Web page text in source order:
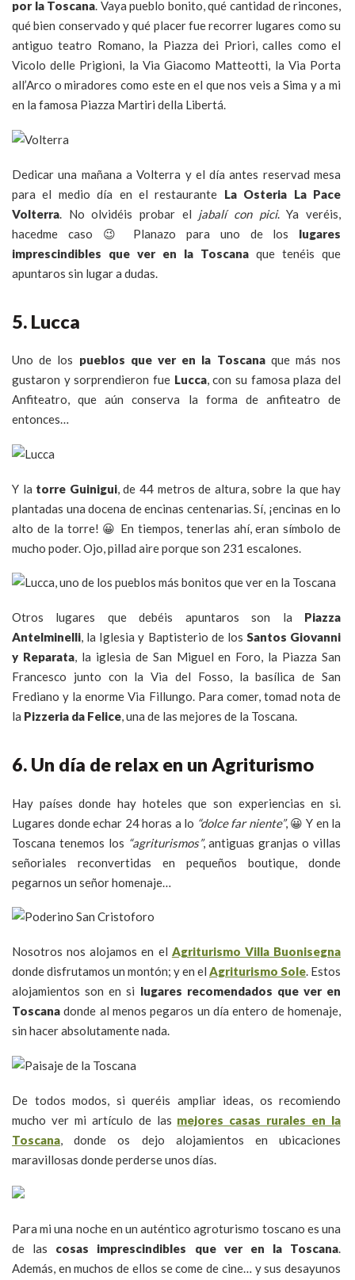
por la Toscana. Vaya pueblo bonito, qué cantidad de rincones,
qué bien conservado y qué placer fue recorrer lugares como su
antiguo teatro Romano, la Piazza dei Priori, calles como el
Vicolo delle Prigioni, la Via Giacomo Matteotti, la Via Porta
all’Arco o miradores como este en el que nos veis a Sima y a mi
en la famosa Piazza Martiri della Libertá.
Dedicar una mañana a Volterra y el día antes reservad mesa
para el medio día en el restaurante La Osteria La Pace
Volterra. No olvidéis probar el jabalí con pici. Ya veréis,
hacedme caso 😉 Planazo para uno de los lugares
imprescindibles que ver en la Toscana que tenéis que
apuntaros sin lugar a dudas.
5. Lucca
Uno de los pueblos que ver en la Toscanaque más nos
gustaron y sorprendieron fue Lucca, con su famosa plaza del
Anfiteatro, que aún conserva la forma de anfiteatro de
entonces…
Y la torre Guinigui, de 44 metros de altura, sobre la que hay
plantadas una docena de encinas centenarias. Sí, ¡encinas en lo
alto de la torre! 😀 En tiempos, tenerlas ahí, eran símbolo de
mucho poder. Ojo, pillad aire porque son 231 escalones.
Otros lugares que debéis apuntaros son la Piazza
Antelminelli, la Iglesia y Baptisterio de los Santos Giovanni
y Reparata, la iglesia de San Miguel en Foro, la Piazza San
Francesco junto con la Via del Fosso, la basílica de San
Frediano y la enorme Via Fillungo. Para comer, tomad nota de
la Pizzeria da Felice, una de las mejores de la Toscana.
6. Un día de relax en un Agriturismo
Hay países donde hay hoteles que son experiencias en si.
Lugares donde echar 24 horas a lo “dolce far niente”, 😀 Y en la
Toscana tenemos los “agriturismos”, antiguas granjas o villas
señoriales reconvertidas en pequeños boutique, donde
pegarnos un señor homenaje…
Nosotros nos alojamos en el Agriturismo Villa Buonisegna
donde disfrutamos un montón; y en elAgriturismo Sole. Estos
alojamientos son en si lugares recomendados que ver en
Toscana donde al menos pegaros un día entero de homenaje,
sin hacer absolutamente nada.
De todos modos, si queréis ampliar ideas, os recomiendo
mucho ver mi artículo de las mejores casas rurales en la
Toscana, donde os dejo alojamientos en ubicaciones
maravillosas donde perderse unos días.
Para mi una noche en un auténtico agroturismo toscano es una
de las cosas imprescindibles que ver en la Toscana.
Además, en muchos de ellos se come de cine… y sus desayunos